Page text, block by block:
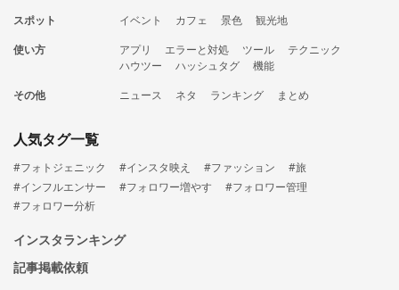
スポット
イベント カフェ 景色
観光地
使い方
アプリ エラーと対処 ツール
テクニック
ハウツー
ハッシュタグ
機能
その他
ニュース ネタ ランキング まとめ
人気タグ一覧
#フォトジェニック #インスタ映え #ファッション
#旅
#インフルエンサー
#フォロワー増やす
#フォロワー管理
#フォロワー分析
インスタランキング
記事掲載依頼